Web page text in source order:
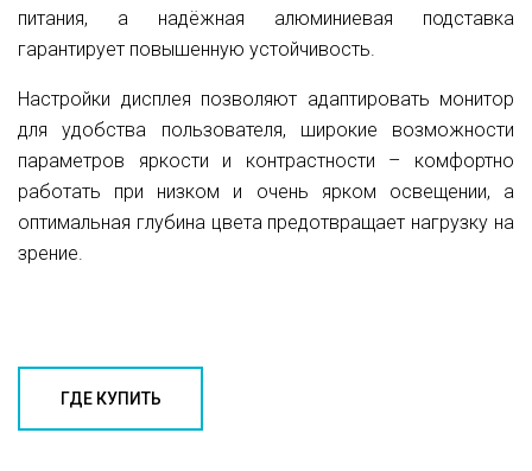
питания, а надёжная алюминиевая подставка
гарантирует повышенную устойчивость.
Настройки дисплея позволяют адаптировать монитор
для удобства пользователя, широкие возможности
параметров яркости и контрастности – комфортно
работать при низком и очень ярком освещении, а
оптимальная глубина цвета предотвращает нагрузку на
зрение.
ГДЕ КУПИТЬ